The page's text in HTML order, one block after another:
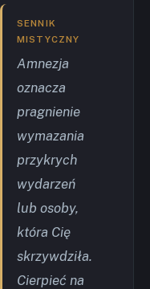
SENNIK
MISTYCZNY
Amnezja
oznacza
pragnienie
wymazania
przykrych
wydarzeń
lub osoby,
która Cię
skrzywdziła.
Cierpieć na